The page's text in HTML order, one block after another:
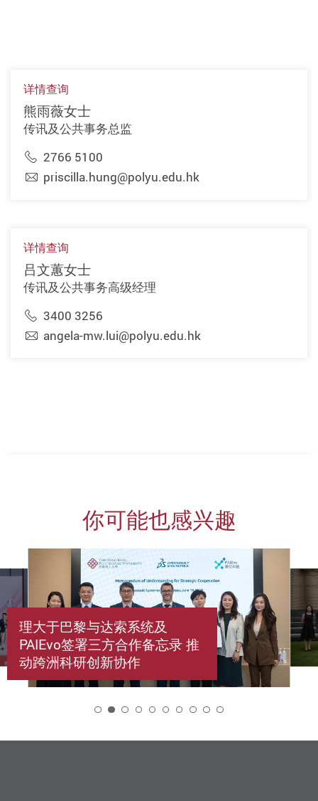
详情查询
熊雨薇女士
传讯及公共事务总监
2766 5100
priscilla.hung@polyu.edu.hk
详情查询
吕文蕙女士
传讯及公共事务高级经理
3400 3256
angela-mw.lui@polyu.edu.hk
你可能也感兴趣
理大于巴黎与达索系统及
PAIEvo签署三方合作备忘录 推
动跨洲科研创新协作